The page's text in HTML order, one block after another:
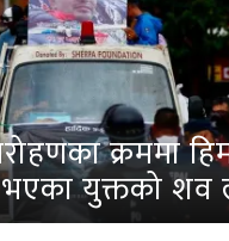
क्रममा
युक्तको शव